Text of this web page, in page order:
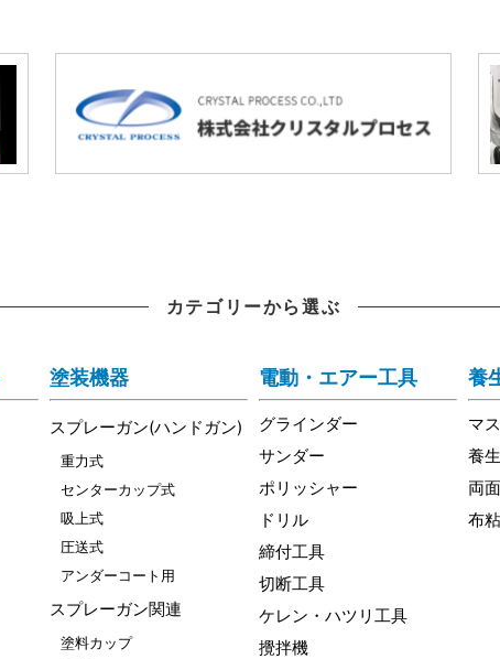
カテゴリーから選ぶ
塗装機器
スプレーガン(ハンドガン)
重力式
センターカップ式
吸上式
圧送式
アンダーコート用
スプレーガン関連
塗料カップ
電動・エアー工具
グラインダー
サンダー
ポリッシャー
ドリル
締付工具
切断工具
ケレン・ハツリ工具
攪拌機
養
マ
養
両
布